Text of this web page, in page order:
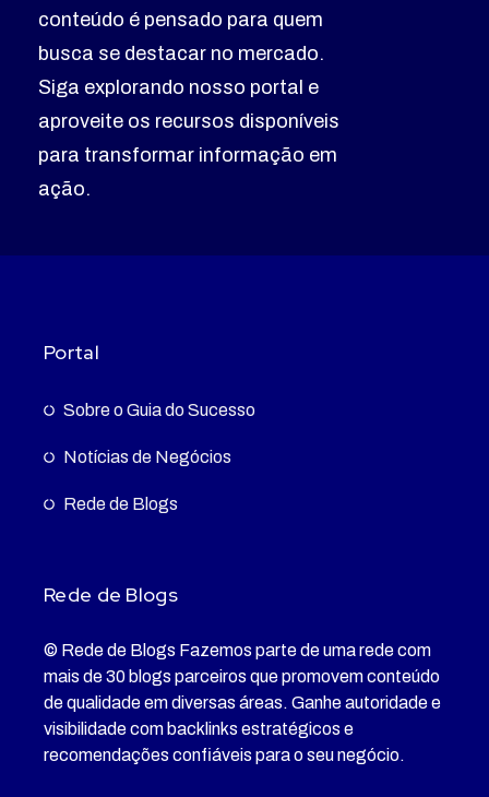
conteúdo é pensado para quem
busca se destacar no mercado.
Siga explorando nosso portal e
aproveite os recursos disponíveis
para transformar informação em
ação.
Portal
Sobre o Guia do Sucesso
Notícias de Negócios
Rede de Blogs
Rede de Blogs
© Rede de Blogs Fazemos parte de uma rede com
mais de 30 blogs parceiros que promovem conteúdo
de qualidade em diversas áreas. Ganhe autoridade e
visibilidade com backlinks estratégicos e
recomendações confiáveis para o seu negócio.